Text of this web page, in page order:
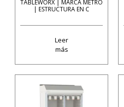
TABLEWORX | MARCA METRO
| ESTRUCTURA EN C
Leer
más